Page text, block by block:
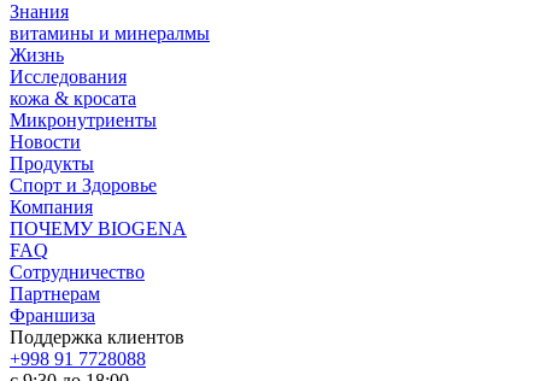
Знания
витамины и минералмы
Жизнь
Исследования
кожа & кросата
Микронутриенты
Новости
Продукты
Спорт и Здоровье
Компания
ПОЧЕМУ BIOGENA
FAQ
Сотрудничество
Партнерам
Франшиза
Поддержка клиентов
+998 91 7728088